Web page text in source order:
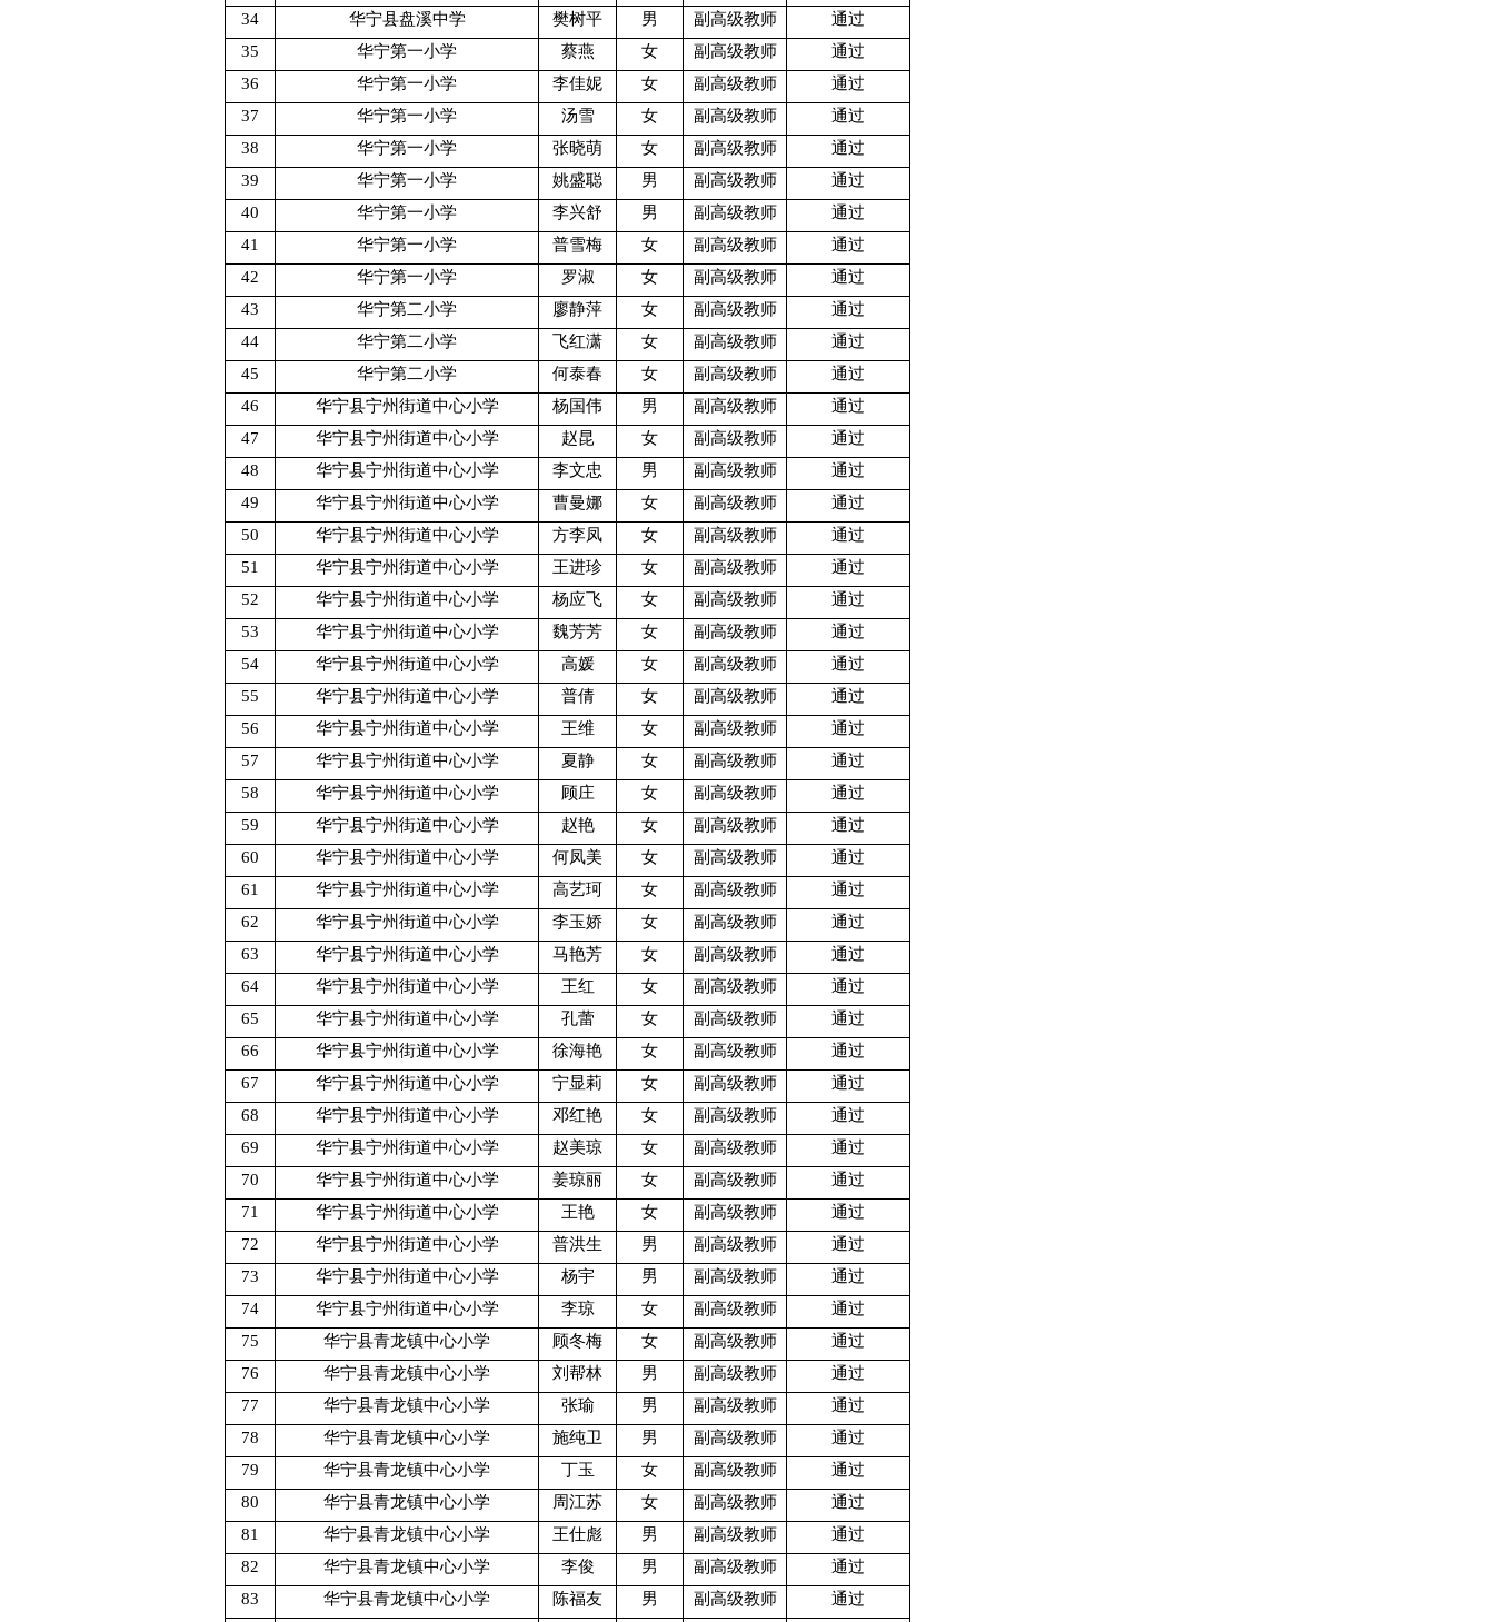
34
华宁县盘溪中学 樊树平 男 副高级教师
通过
35
华宁第一小学 蔡燕 女 副高级教师
通过
36
华宁第一小学 李佳妮 女 副高级教师
通过
37
华宁第一小学 汤雪 女 副高级教师
通过
38
华宁第一小学 张晓萌 女 副高级教师
通过
39
华宁第一小学 姚盛聪 男 副高级教师
通过
40
华宁第一小学 李兴舒 男 副高级教师
通过
41
华宁第一小学 普雪梅 女 副高级教师
通过
42
华宁第一小学 罗淑 女 副高级教师
通过
43
华宁第二小学 廖静萍 女 副高级教师
通过
44
华宁第二小学 飞红潇 女 副高级教师
通过
45
华宁第二小学 何泰春 女 副高级教师
通过
46
华宁县宁州街道中心小学 杨国伟 男 副高级教师
通过
47
华宁县宁州街道中心小学 赵昆 女 副高级教师
通过
48
华宁县宁州街道中心小学 李文忠 男 副高级教师
通过
49
华宁县宁州街道中心小学 曹曼娜 女 副高级教师
通过
50
华宁县宁州街道中心小学 方李凤 女 副高级教师
通过
51
华宁县宁州街道中心小学 王进珍 女 副高级教师
通过
52
华宁县宁州街道中心小学 杨应飞 女 副高级教师
通过
53
华宁县宁州街道中心小学 魏芳芳 女 副高级教师
通过
54
华宁县宁州街道中心小学 高媛 女 副高级教师
通过
55
华宁县宁州街道中心小学 普倩 女 副高级教师
通过
56
华宁县宁州街道中心小学 王维 女 副高级教师
通过
57
华宁县宁州街道中心小学 夏静 女 副高级教师
通过
58
华宁县宁州街道中心小学 顾庄 女 副高级教师
通过
59
华宁县宁州街道中心小学 赵艳 女 副高级教师
通过
60
华宁县宁州街道中心小学 何凤美 女 副高级教师
通过
61
华宁县宁州街道中心小学 高艺珂 女 副高级教师
通过
62
华宁县宁州街道中心小学 李玉娇 女 副高级教师
通过
63
华宁县宁州街道中心小学 马艳芳 女 副高级教师
通过
64
华宁县宁州街道中心小学 王红 女 副高级教师
通过
65
华宁县宁州街道中心小学 孔蕾 女 副高级教师
通过
66
华宁县宁州街道中心小学 徐海艳 女 副高级教师
通过
67
华宁县宁州街道中心小学 宁显莉 女 副高级教师
通过
68
华宁县宁州街道中心小学 邓红艳 女 副高级教师
通过
69
华宁县宁州街道中心小学 赵美琼 女 副高级教师
通过
70
华宁县宁州街道中心小学 姜琼丽 女 副高级教师
通过
71
华宁县宁州街道中心小学 王艳 女 副高级教师
通过
72
华宁县宁州街道中心小学 普洪生 男 副高级教师
通过
73
华宁县宁州街道中心小学 杨宇 男 副高级教师
通过
74
华宁县宁州街道中心小学 李琼 女 副高级教师
通过
75
华宁县青龙镇中心小学 顾冬梅 女 副高级教师
通过
76
华宁县青龙镇中心小学 刘帮林 男 副高级教师
通过
77
华宁县青龙镇中心小学 张瑜 男 副高级教师
通过
78
华宁县青龙镇中心小学 施纯卫 男 副高级教师
通过
79
华宁县青龙镇中心小学 丁玉 女 副高级教师
通过
80
华宁县青龙镇中心小学 周江苏 女 副高级教师
通过
81
华宁县青龙镇中心小学 王仕彪 男 副高级教师
通过
82
华宁县青龙镇中心小学 李俊 男 副高级教师
通过
83
华宁县青龙镇中心小学 陈福友 男 副高级教师 通过